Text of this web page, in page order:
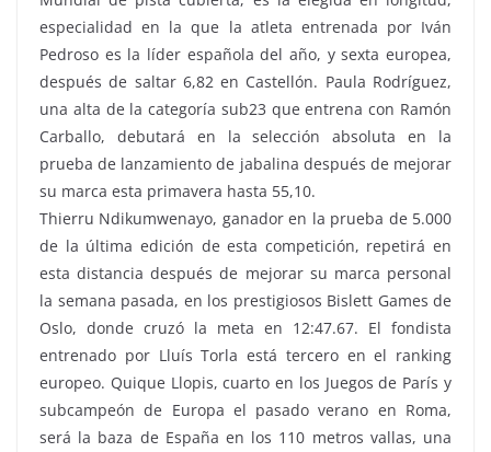
especialidad en la que la atleta entrenada por Iván
Pedroso es la líder española del año, y sexta europea,
después de saltar 6,82 en Castellón. Paula Rodríguez,
una alta de la categoría sub23 que entrena con Ramón
Carballo, debutará en la selección absoluta en la
prueba de lanzamiento de jabalina después de mejorar
su marca esta primavera hasta 55,10.
Thierru Ndikumwenayo, ganador en la prueba de 5.000
de la última edición de esta competición, repetirá en
esta distancia después de mejorar su marca personal
la semana pasada, en los prestigiosos Bislett Games de
Oslo, donde cruzó la meta en 12:47.67. El fondista
entrenado por Lluís Torla está tercero en el ranking
europeo. Quique Llopis, cuarto en los Juegos de París y
subcampeón de Europa el pasado verano en Roma,
será la baza de España en los 110 metros vallas, una